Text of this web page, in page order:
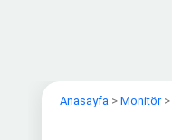
Anasayfa > Monitör>